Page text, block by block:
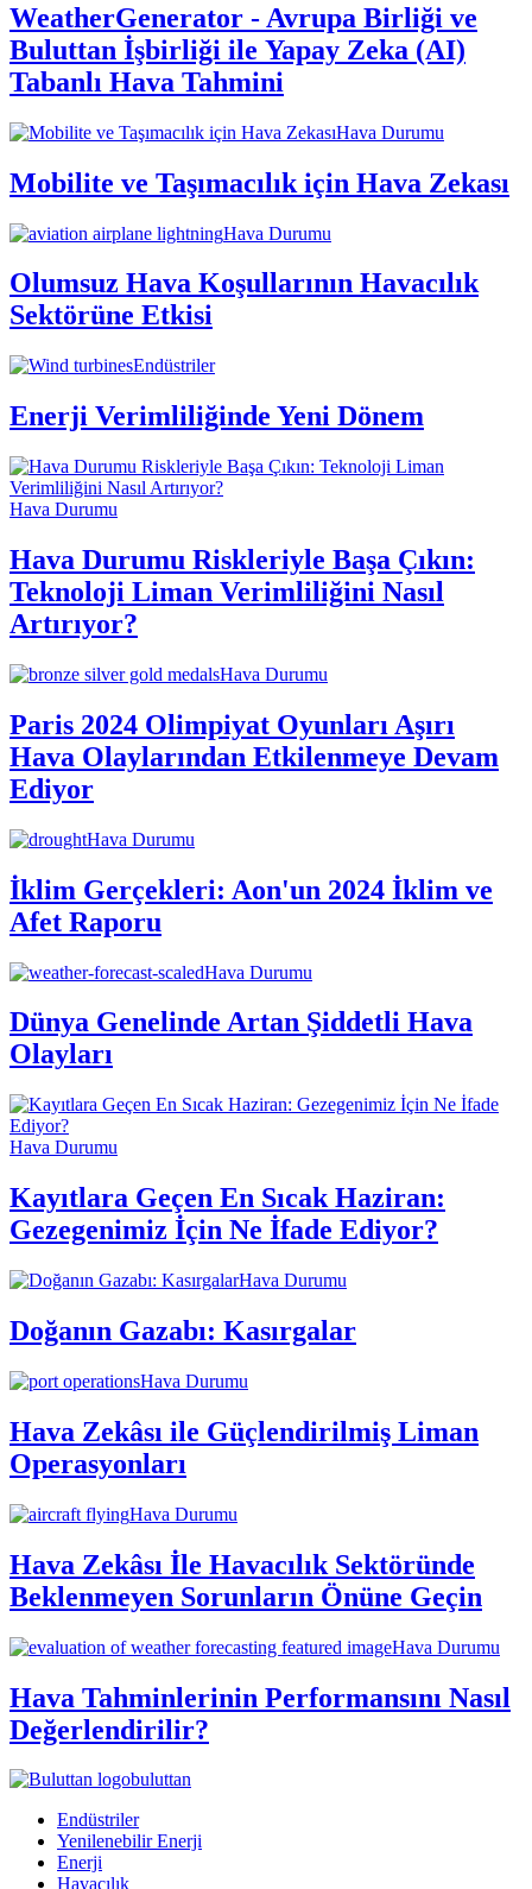
WeatherGenerator - Avrupa Birliği ve
Buluttan İşbirliği ile Yapay Zeka (AI)
Tabanlı Hava Tahmini
Hava Durumu
Mobilite ve Taşımacılık için Hava Zekası
Hava Durumu
Olumsuz Hava Koşullarının Havacılık
Sektörüne Etkisi
Endüstriler
Enerji Verimliliğinde Yeni Dönem
Hava Durumu
Hava Durumu Riskleriyle Başa Çıkın:
Teknoloji Liman Verimliliğini Nasıl
Artırıyor?
Hava Durumu
Paris 2024 Olimpiyat Oyunları Aşırı
Hava Olaylarından Etkilenmeye Devam
Ediyor
Hava Durumu
İklim Gerçekleri: Aon'un 2024 İklim ve
Afet Raporu
Hava Durumu
Dünya Genelinde Artan Şiddetli Hava
Olayları
Hava Durumu
Kayıtlara Geçen En Sıcak Haziran:
Gezegenimiz İçin Ne İfade Ediyor?
Hava Durumu
Doğanın Gazabı: Kasırgalar
Hava Durumu
Hava Zekâsı ile Güçlendirilmiş Liman
Operasyonları
Hava Durumu
Hava Zekâsı İle Havacılık Sektöründe
Beklenmeyen Sorunların Önüne Geçin
Hava Durumu
Hava Tahminlerinin Performansını Nasıl
Değerlendirilir?
buluttan
Endüstriler
Yenilenebilir Enerji
Enerji
Havacılık